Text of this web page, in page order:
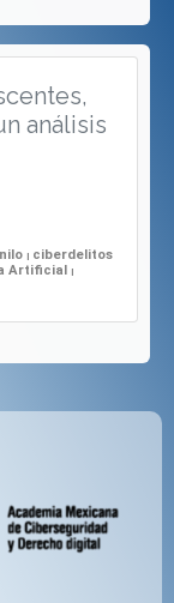
análisis
| ciberdelitos
Artificial |